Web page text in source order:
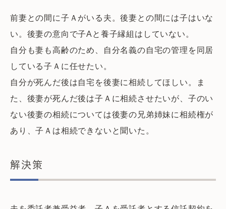
前妻との間に子Ａがいる夫。後妻との間には子はいな
い。後妻の意向で子Aと養子縁組はしていない。
自分も妻も高齢のため、自分名義の自宅の管理を同居
している子Ａに任せたい。
自分が死んだ後は自宅を後妻に相続してほしい。ま
た、後妻が死んだ後は子Ａに相続させたいが、子のい
ない後妻の相続については後妻の兄弟姉妹に相続権が
あり、子Ａは相続できないと聞いた。
解決策